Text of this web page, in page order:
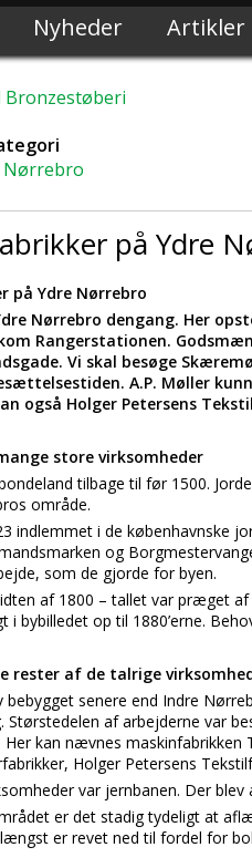
Nyheder Artikler
Bronzestøberi
Nørrebro
på Ydre
på Ydre Nørrebro
Nørrebro dengang. Her
Rangerstationen.
Vi skal besøge
A.P. Møller
også Holger Petersens
store virksomheder
tilbage til før 1500.
område.
indlemmet i de københavnske
og
som de gjorde for byen.
af 1800 – tallet var præget
i bybilledet op til 1880’erne.
rester af de talrige
bebygget senere end Indre
Størstedelen af arbejderne var
Her kan nævnes
Holger Petersens
var jernbanen. Der
er det stadig tydeligt at
er revet ned til fordel for